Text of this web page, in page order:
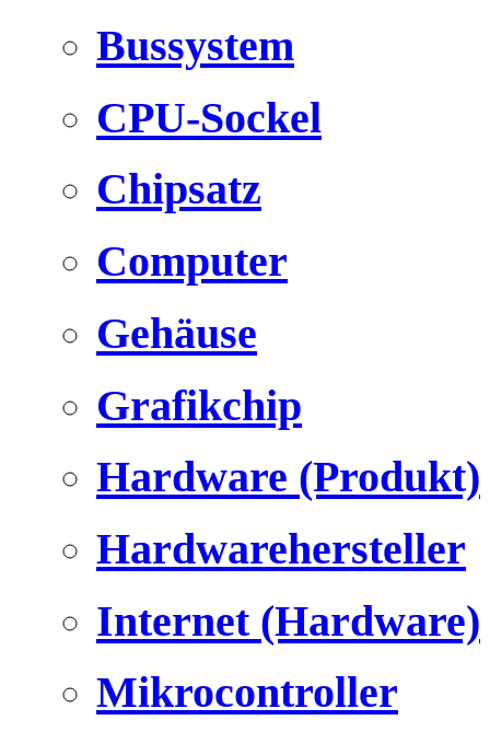
Bussystem
CPU-Sockel
Chipsatz
Computer
Gehäuse
Grafikchip
Hardware (Produkt)
Hardwarehersteller
Internet (Hardware)
Mikrocontroller